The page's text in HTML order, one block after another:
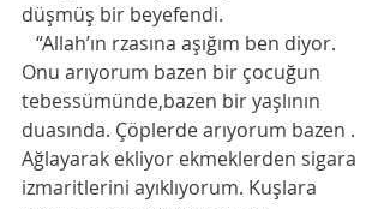
düşmüş bir beyefendi.
“Allah’ın rzasına aşığım ben diyor.
Onu arıyorum bazen bir çocuğun
tebessümünde,bazen bir yaşlının
duasında. Çöplerde arıyorum bazen .
Ağlayarak ekliyor ekmeklerden sigara
izmaritlerini ayıklıyorum. Kuşlara